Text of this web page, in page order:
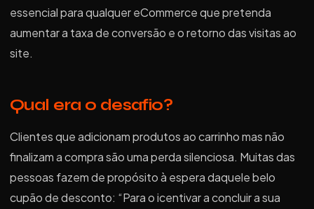
essencial para qualquer eCommerce que pretenda
aumentar a taxa de conversão e o retorno das visitas ao
site.
Qual era o desafio?
Clientes que adicionam produtos ao carrinho mas não
finalizam a compra são uma perda silenciosa. Muitas das
pessoas fazem de propósito à espera daquele belo
cupão de desconto: “Para o icentivar a concluir a sua